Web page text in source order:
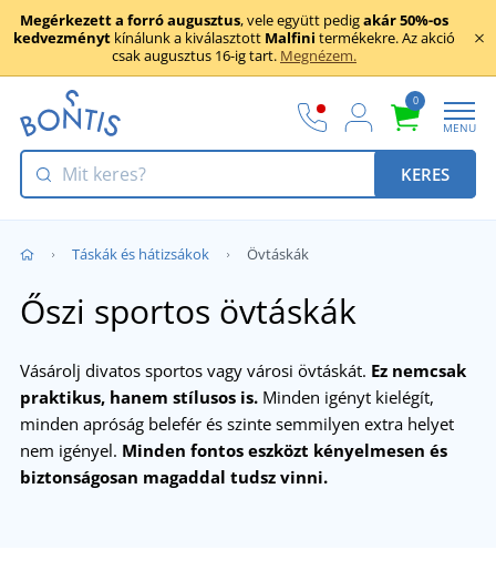
Megérkezett a forró augusztus, vele együtt pedigakár 50%-os
kedvezményt kínálunk a kiválasztott Malfini termékekre. Az akció
csak augusztus 16-ig tart. Megnézem.
0
MENU
KERES
Táskák és hátizsákok Övtáskák
Őszi sportos övtáskák
Vásárolj divatos sportos vagy városi övtáskát. Ez nemcsak
praktikus, hanem stílusos is. Minden igényt kielégít,
minden apróság belefér és szinte semmilyen extra helyet
nem igényel. Minden fontos eszközt kényelmesen és
biztonságosan magaddal tudsz vinni.